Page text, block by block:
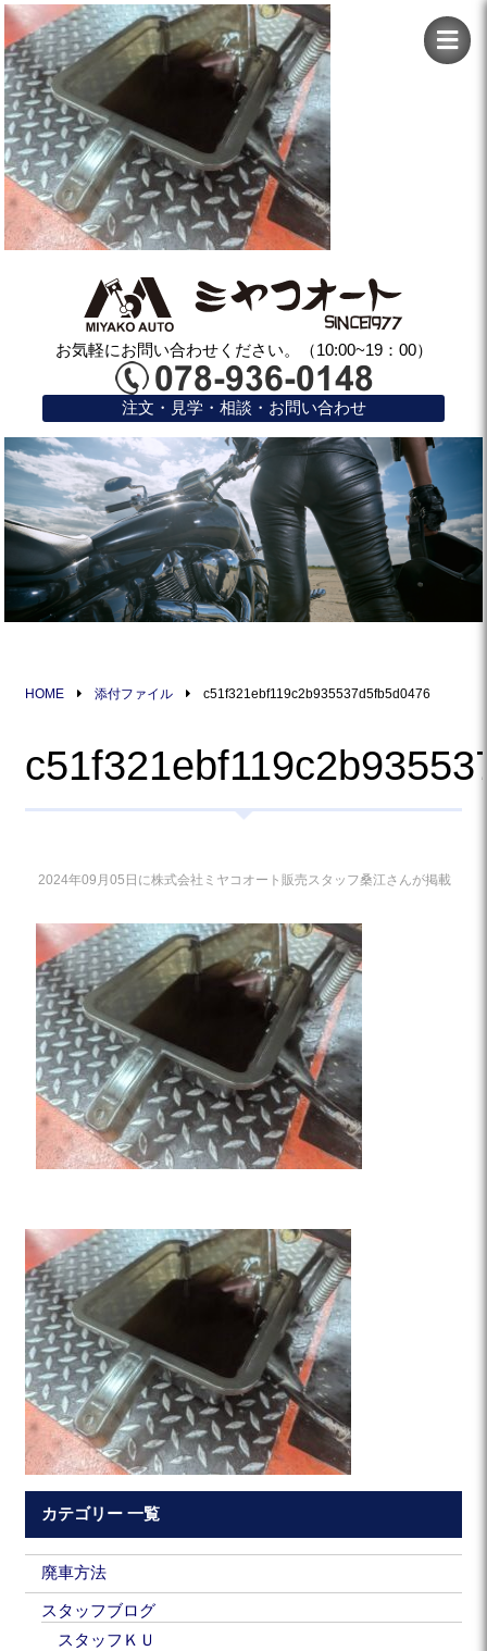
お気軽にお問い合わせください。（10:00~19：00）
注文・見学・相談・お問い合わせ
HOME 添付ファイル c51f321ebf119c2b935537d5fb5d0476
2024年09月05日に株式会社ミヤコオート販売スタッフ桑江さんが掲載
カテゴリー 一覧
廃車方法
スタッフブログ
スタッフＫＵ